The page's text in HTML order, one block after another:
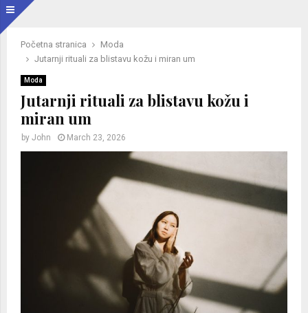
Početna stranica
Moda
Jutarnji rituali za blistavu kožu i miran um
Moda
Jutarnji rituali za blistavu kožu i
miran um
by John March 23, 2026